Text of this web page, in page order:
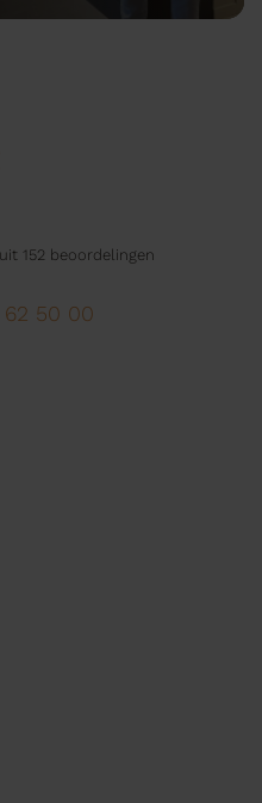
152 beoordelingen
50 00